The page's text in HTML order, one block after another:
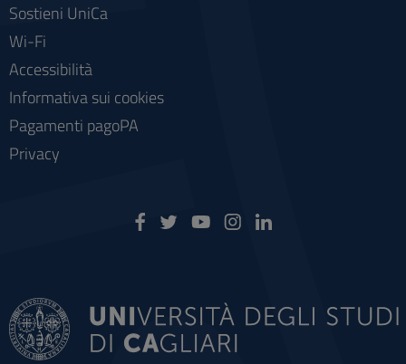
Sostieni UniCa
Wi-Fi
Accessibilità
Informativa sui cookies
Pagamenti pagoPA
Privacy